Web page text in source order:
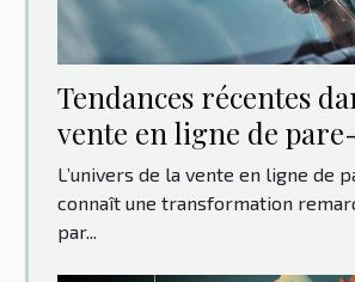
Tendances récentes
vente en ligne de
leur impact sur les
consommateurs
L’univers de la vente en ligne de
connaît une transformation
par...